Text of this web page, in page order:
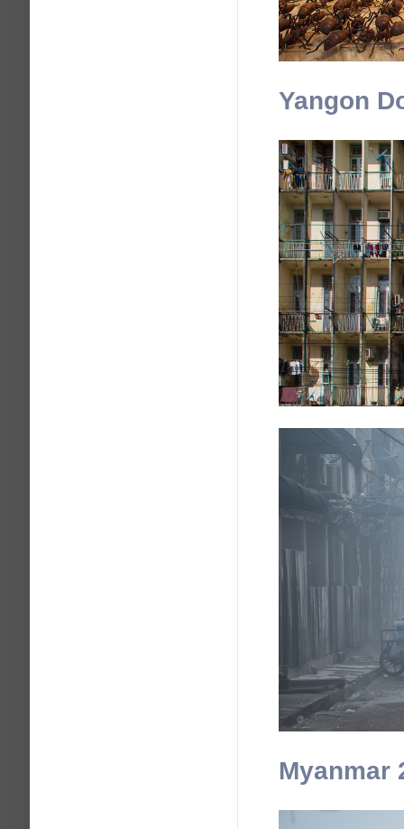
Yangon
Myanmar